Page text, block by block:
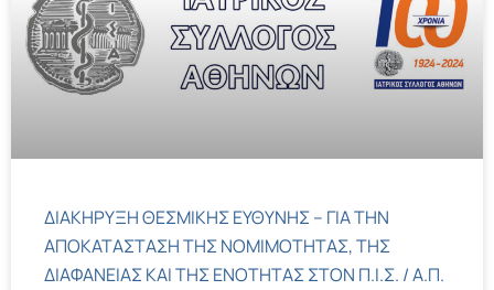
ΔΙΑΚΗΡΥΞΗ ΘΕΣΜΙΚΗΣ ΕΥΘΥΝΗΣ – ΓΙΑ ΤΗΝ
ΑΠΟΚΑΤΑΣΤΑΣΗ ΤΗΣ ΝΟΜΙΜΟΤΗΤΑΣ, ΤΗΣ
ΔΙΑΦΑΝΕΙΑΣ ΚΑΙ ΤΗΣ ΕΝΟΤΗΤΑΣ ΣΤΟΝ Π.Ι.Σ. / Α.Π.